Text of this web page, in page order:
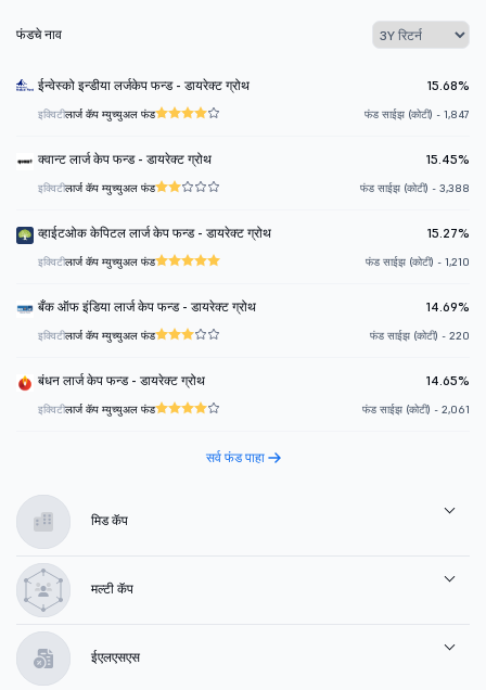
फंडचे नाव
ईन्वेस्को इन्डीया लर्जकेप फन्ड - डायरेक्ट ग्रोथ 15.68%
इक्विटीलार्ज कॅप म्युच्युअल फंड फंड साईझ (कोटी) - 1,847
क्वान्ट लार्ज केप फन्ड - डायरेक्ट ग्रोथ 15.45%
इक्विटीलार्ज कॅप म्युच्युअल फंड फंड साईझ (कोटी) - 3,388
व्हाईटओक केपिटल लार्ज केप फन्ड - डायरेक्ट ग्रोथ 15.27%
इक्विटीलार्ज कॅप म्युच्युअल फंड फंड साईझ (कोटी) - 1,210
बँक ऑफ इंडिया लार्ज केप फन्ड - डायरेक्ट ग्रोथ 14.69%
इक्विटीलार्ज कॅप म्युच्युअल फंड फंड साईझ (कोटी) - 220
बंधन लार्ज केप फन्ड - डायरेक्ट ग्रोथ 14.65%
इक्विटीलार्ज कॅप म्युच्युअल फंड फंड साईझ (कोटी) - 2,061
सर्व फंड पाहा
मिड कॅप
मल्टी कॅप
ईएलएसएस